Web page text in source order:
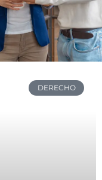
DERECHO